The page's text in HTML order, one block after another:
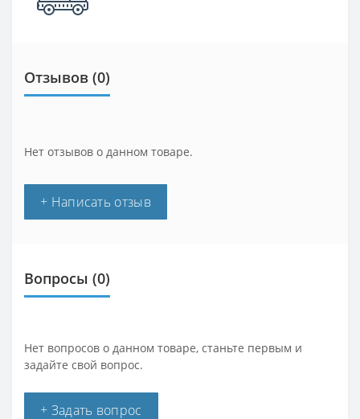
Отзывов (0)
Нет отзывов о данном товаре.
+ Написать отзыв
Вопросы (0)
Нет вопросов о данном товаре, станьте первым и
задайте свой вопрос.
+ Задать вопрос